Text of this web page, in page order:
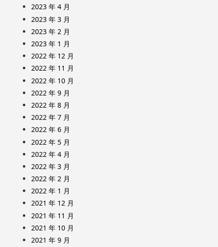
2023 年 4 月
2023 年 3 月
2023 年 2 月
2023 年 1 月
2022 年 12 月
2022 年 11 月
2022 年 10 月
2022 年 9 月
2022 年 8 月
2022 年 7 月
2022 年 6 月
2022 年 5 月
2022 年 4 月
2022 年 3 月
2022 年 2 月
2022 年 1 月
2021 年 12 月
2021 年 11 月
2021 年 10 月
2021 年 9 月